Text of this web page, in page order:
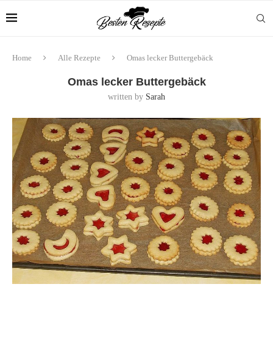
Home Alle Rezepte Omas lecker Buttergebäck
Omas lecker Buttergebäck
written by Sarah